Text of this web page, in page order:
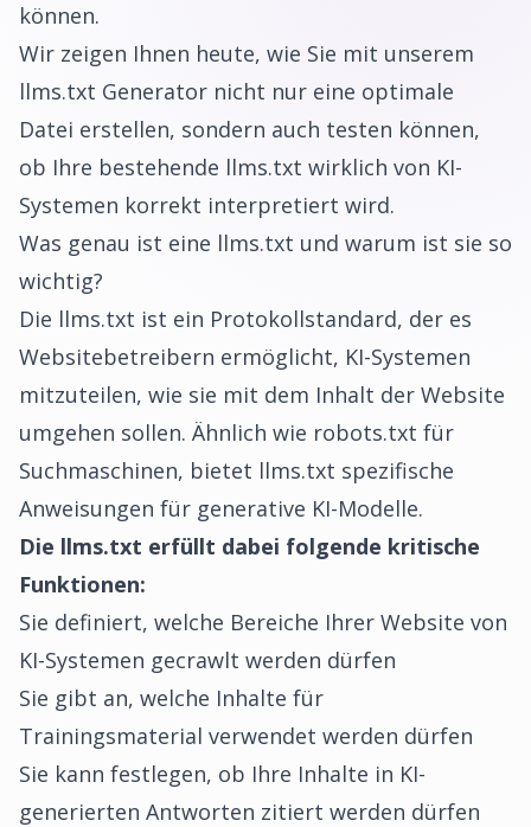
können.
Wir zeigen Ihnen heute, wie Sie mit unserem
llms.txt Generator nicht nur eine optimale
Datei erstellen, sondern auch testen können,
ob Ihre bestehende llms.txt wirklich von KI-
Systemen korrekt interpretiert wird.
Was genau ist eine llms.txt und warum ist sie so
wichtig?
Die llms.txt ist ein Protokollstandard, der es
Websitebetreibern ermöglicht, KI-Systemen
mitzuteilen, wie sie mit dem Inhalt der Website
umgehen sollen. Ähnlich wie robots.txt für
Suchmaschinen, bietet llms.txt spezifische
Anweisungen für generative KI-Modelle.
Die llms.txt erfüllt dabei folgende kritische
Funktionen:
Sie definiert, welche Bereiche Ihrer Website von
KI-Systemen gecrawlt werden dürfen
Sie gibt an, welche Inhalte für
Trainingsmaterial verwendet werden dürfen
Sie kann festlegen, ob Ihre Inhalte in KI-
generierten Antworten zitiert werden dürfen